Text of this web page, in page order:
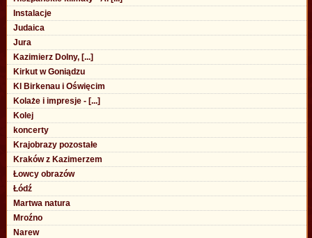
Instalacje
Judaica
Jura
Kazimierz Dolny, [...]
Kirkut w Goniądzu
Kl Birkenau i Oświęcim
Kolaże i impresje - [...]
Kolej
koncerty
Krajobrazy pozostałe
Kraków z Kazimerzem
Łowcy obrazów
Łódź
Martwa natura
Mroźno
Narew